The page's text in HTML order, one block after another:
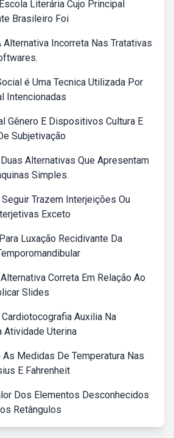
Literária Cujo Principal
Brasileiro Foi
Incorreta Nas Tratativas
é Uma Tecnica Utilizada Por
Intencionadas
Gênero E Dispositivos Cultura E
Subjetivação
Alternativas Que Apresentam
Simples.
Trazem Interjeições Ou
Exceto
Luxação Recidivante Da
Correta Em Relação Ao
Slides
Auxilia Na
Atividade Uterina
As Medidas De Temperatura Nas
E Fahrenheit
Dos Elementos Desconhecidos
Retângulos